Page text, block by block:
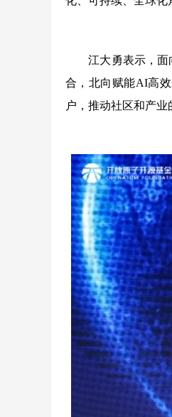
江大勇表示，面向
合，北向赋能AI高
户，推动社区和产